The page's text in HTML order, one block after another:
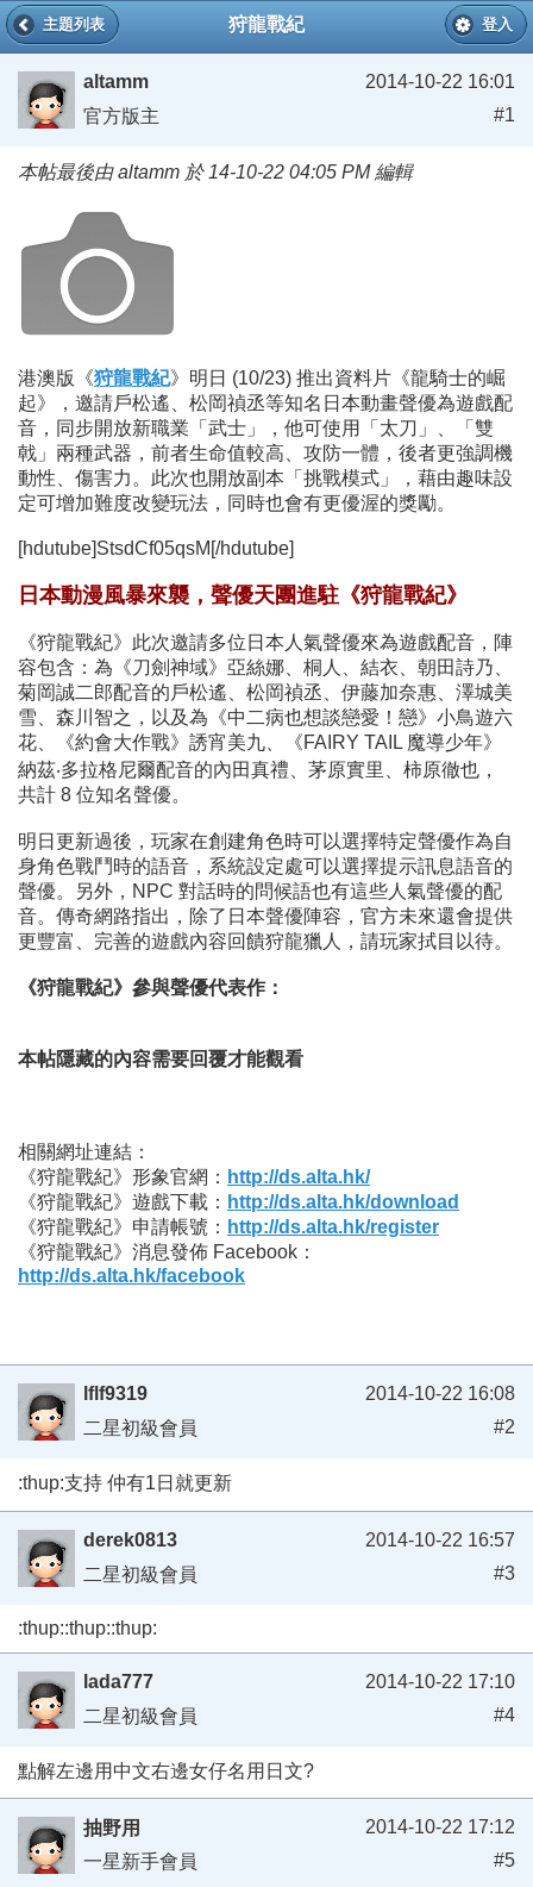
狩龍戰紀
主題列表 登入
altamm
官方版主
2014-10-22 16:01
#1
本帖最後由 altamm 於 14-10-22 04:05 PM 編輯
港澳版《狩龍戰紀》明日 (10/23) 推出資料片《龍騎士的崛
起》，邀請戶松遙、松岡禎丞等知名日本動畫聲優為遊戲配
音，同步開放新職業「武士」，他可使用「太刀」、「雙
戟」兩種武器，前者生命值較高、攻防一體，後者更強調機
動性、傷害力。此次也開放副本「挑戰模式」，藉由趣味設
定可增加難度改變玩法，同時也會有更優渥的獎勵。
[hdutube]StsdCf05qsM[/hdutube]
日本動漫風暴來襲，聲優天團進駐《狩龍戰紀》
《狩龍戰紀》此次邀請多位日本人氣聲優來為遊戲配音，陣
容包含：為《刀劍神域》亞絲娜、桐人、結衣、朝田詩乃、
菊岡誠二郎配音的戶松遙、松岡禎丞、伊藤加奈惠、澤城美
雪、森川智之，以及為《中二病也想談戀愛！戀》小鳥遊六
花、《約會大作戰》誘宵美九、《FAIRY TAIL 魔導少年》
納茲‧多拉格尼爾配音的內田真禮、茅原實里、柿原徹也，
共計 8 位知名聲優。
明日更新過後，玩家在創建角色時可以選擇特定聲優作為自
身角色戰鬥時的語音，系統設定處可以選擇提示訊息語音的
聲優。另外，NPC 對話時的問候語也有這些人氣聲優的配
音。傳奇網路指出，除了日本聲優陣容，官方未來還會提供
更豐富、完善的遊戲內容回饋狩龍獵人，請玩家拭目以待。
《狩龍戰紀》參與聲優代表作：
本帖隱藏的內容需要回覆才能觀看
相關網址連結：
《狩龍戰紀》形象官網： http://ds.alta.hk/
《狩龍戰紀》遊戲下載： http://ds.alta.hk/download
《狩龍戰紀》申請帳號： http://ds.alta.hk/register
《狩龍戰紀》消息發佈 Facebook：
http://ds.alta.hk/facebook
lflf9319
二星初級會員
2014-10-22 16:08
#2
:thup:支持 仲有1日就更新
derek0813
二星初級會員
2014-10-22 16:57
#3
:thup::thup::thup:
lada777
二星初級會員
2014-10-22 17:10
#4
點解左邊用中文右邊女仔名用日文?
抽野用
一星新手會員
2014-10-22 17:12
#5